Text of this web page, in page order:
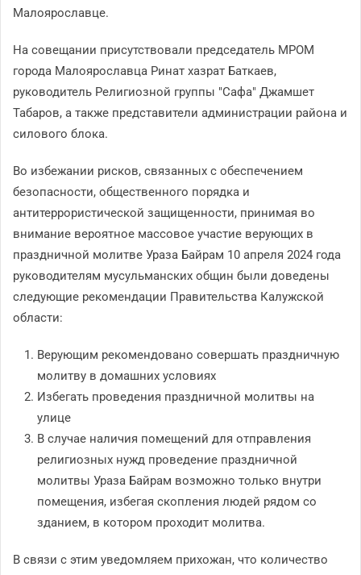
Малоярославце.
На совещании присутствовали председатель МРОМ
города Малоярославца Ринат хазрат Баткаев,
руководитель Религиозной группы "Сафа" Джамшет
Табаров, а также представители администрации района и
силового блока.
Во избежании рисков, связанных с обеспечением
безопасности, общественного порядка и
антитеррористической защищенности, принимая во
внимание вероятное массовое участие верующих в
праздничной молитве Ураза Байрам 10 апреля 2024 года
руководителям мусульманских общин были доведены
следующие рекомендации Правительства Калужской
области:
Верующим рекомендовано совершать праздничную
молитву в домашних условиях
Избегать проведения праздничной молитвы на
улице
В случае наличия помещений для отправления
религиозных нужд проведение праздничной
молитвы Ураза Байрам возможно только внутри
помещения, избегая скопления людей рядом со
зданием, в котором проходит молитва.
В связи с этим уведомляем прихожан, что количество